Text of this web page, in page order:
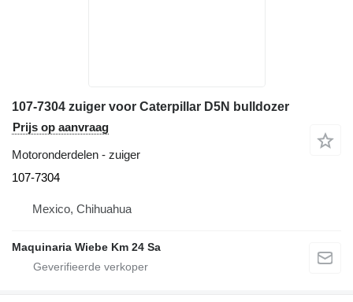
107-7304 zuiger voor Caterpillar D5N bulldozer
Prijs op aanvraag
Motoronderdelen - zuiger
107-7304
Mexico, Chihuahua
Maquinaria Wiebe Km 24 Sa